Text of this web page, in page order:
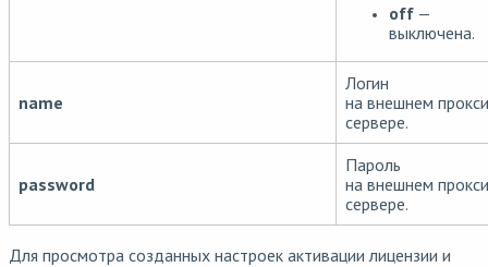
off —
выключена.
name
Логин
на внешнем
сервере.
password
Пароль
на внешнем
сервере.
Для просмотра созданных настроек активации лицензии и